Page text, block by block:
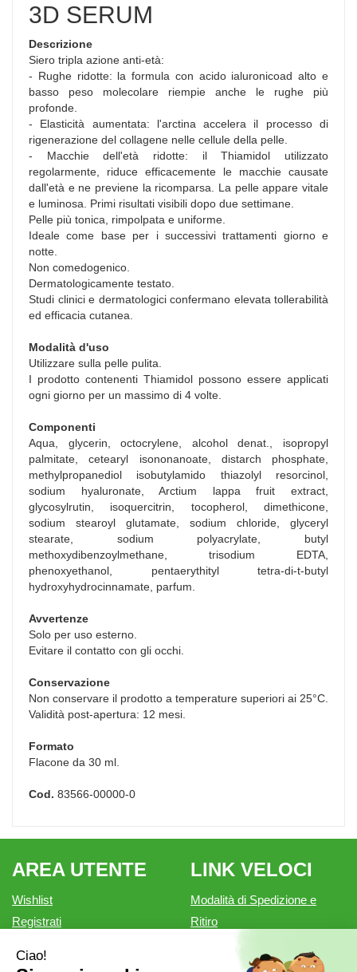
3D SERUM
Descrizione
Siero tripla azione anti-età:
- Rughe ridotte: la formula con acido ialuronicoad alto e
basso peso molecolare riempie anche le rughe più
profonde.
- Elasticità aumentata: l'arctina accelera il processo di
rigenerazione del collagene nelle cellule della pelle.
- Macchie dell'età ridotte: il Thiamidol utilizzato
regolarmente, riduce efficacemente le macchie causate
dall'età e ne previene la ricomparsa. La pelle appare vitale
e luminosa. Primi risultati visibili dopo due settimane.
Pelle più tonica, rimpolpata e uniforme.
Ideale come base per i successivi trattamenti giorno e
notte.
Non comedogenico.
Dermatologicamente testato.
Studi clinici e dermatologici confermano elevata tollerabilità
ed efficacia cutanea.
Modalità d'uso
Utilizzare sulla pelle pulita.
I prodotto contenenti Thiamidol possono essere applicati
ogni giorno per un massimo di 4 volte.
Componenti
Aqua, glycerin, octocrylene, alcohol denat., isopropyl
palmitate, cetearyl isononanoate, distarch phosphate,
methylpropanediol isobutylamido thiazolyl resorcinol,
sodium hyaluronate, Arctium lappa fruit extract,
glycosylrutin, isoquercitrin, tocopherol, dimethicone,
sodium stearoyl glutamate, sodium chloride, glyceryl
stearate, sodium polyacrylate, butyl
methoxydibenzoylmethane, trisodium EDTA,
phenoxyethanol, pentaerythityl tetra-di-t-butyl
hydroxyhydrocinnamate, parfum.
Avvertenze
Solo per uso esterno.
Evitare il contatto con gli occhi.
Conservazione
Non conservare il prodotto a temperature superiori ai 25°C.
Validità post-apertura: 12 mesi.
Formato
Flacone da 30 ml.
Cod. 83566-00000-0
AREA UTENTE
Wishlist
Registrati
Contatti
LINK VELOCI
Modalità di Spedizione e
Ritiro
Informativa privacy